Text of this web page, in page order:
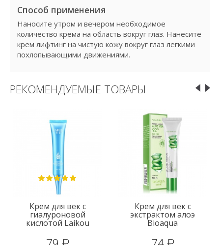
Способ применения
Наносите утром и вечером необходимое
количество крема на область вокруг глаз. Нанесите
крем лифтинг на чистую кожу вокруг глаз легкими
похлопывающими движениями.
РЕКОМЕНДУЕМЫЕ ТОВАРЫ
Крем для век с
гиалуроновой
кислотой Laikou
Крем для век с
экстрактом алоэ
Bioaqua